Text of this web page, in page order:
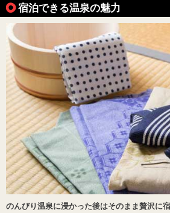
宿泊できる温泉の魅力
のんびり温泉に浸かった後はそのまま贅沢に宿